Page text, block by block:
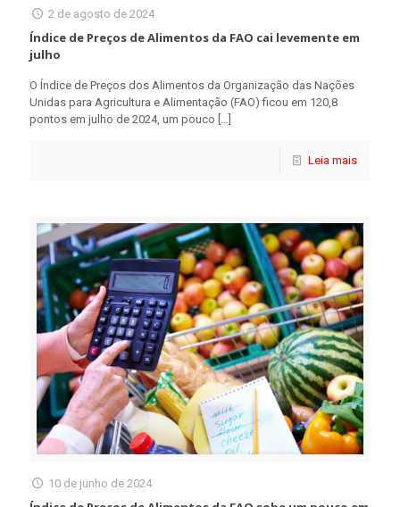
2 de agosto de 2024
Índice de Preços de Alimentos da FAO cai levemente em
julho
O Índice de Preços dos Alimentos da Organização das Nações
Unidas para Agricultura e Alimentação (FAO) ficou em 120,8
pontos em julho de 2024, um pouco […]
Leia mais
10 de junho de 2024